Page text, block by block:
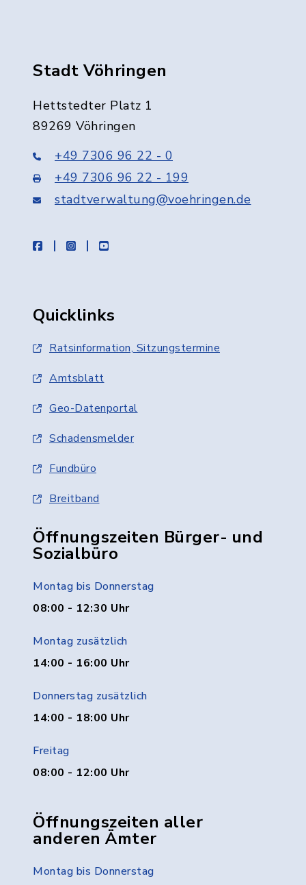
Stadt Vöhringen
Hettstedter Platz 1
89269 Vöhringen
+49 7306 96 22 - 0
+49 7306 96 22 - 199
stadtverwaltung@voehringen.de
facebookinstagramyoutube
Quicklinks
Ratsinformation, Sitzungstermine
Amtsblatt
Geo-Datenportal
Schadensmelder
Fundbüro
Breitband
Öffnungszeiten Bürger- und
Sozialbüro
Montag bis Donnerstag
08:00 - 12:30 Uhr
Montag zusätzlich
14:00 - 16:00 Uhr
Donnerstag zusätzlich
14:00 - 18:00 Uhr
Freitag
08:00 - 12:00 Uhr
Öffnungszeiten aller
anderen Ämter
Montag bis Donnerstag